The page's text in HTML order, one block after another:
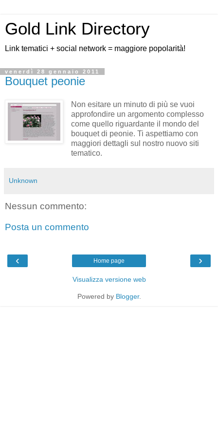
Gold Link Directory
Link tematici + social network = maggiore popolarità!
venerdì 28 gennaio 2011
Bouquet peonie
Non esitare un minuto di più se vuoi
approfondire un argomento complesso
come quello riguardante il mondo del
bouquet di peonie. Ti aspettiamo con
maggiori dettagli sul nostro nuovo siti
tematico.
Unknown
Nessun commento:
Posta un commento
‹ ›
Home page
Visualizza versione web
Powered by Blogger.